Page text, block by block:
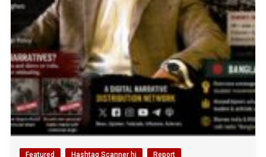
Featured Hashtag Scanner hi Report